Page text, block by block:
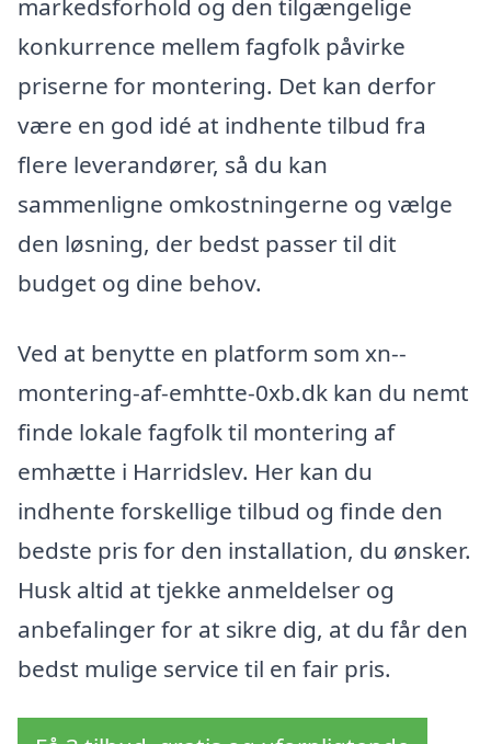
markedsforhold og den tilgængelige
konkurrence mellem fagfolk påvirke
priserne for montering. Det kan derfor
være en god idé at indhente tilbud fra
flere leverandører, så du kan
sammenligne omkostningerne og vælge
den løsning, der bedst passer til dit
budget og dine behov.
Ved at benytte en platform som xn--
montering-af-emhtte-0xb.dk kan du nemt
finde lokale fagfolk til montering af
emhætte i Harridslev. Her kan du
indhente forskellige tilbud og finde den
bedste pris for den installation, du ønsker.
Husk altid at tjekke anmeldelser og
anbefalinger for at sikre dig, at du får den
bedst mulige service til en fair pris.